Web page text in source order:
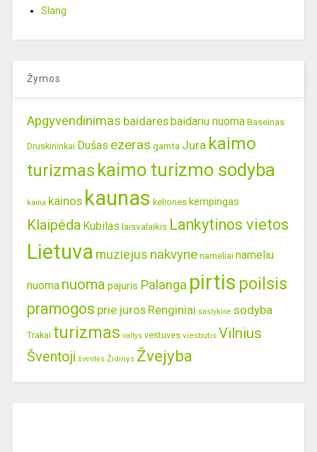
Slang
Žymos
Apgyvendinimas baidares baidariu nuoma Baseinas
Druskininkai Dušas ezeras gamta Jura kaimo
turizmas kaimo turizmo sodyba
kaina kainos kaunas keliones kempingas
Klaipėda Kubilas laisvalaikis Lankytinos vietos
Lietuva muziejus nakvyne nameliai nameliu
nuoma nuoma pajuris Palanga pirtis poilsis
pramogos prie juros Renginiai saslykine sodyba
Trakai turizmas valtys vestuves viesbutis Vilnius
Šventoji šventės Židinys Žvejyba